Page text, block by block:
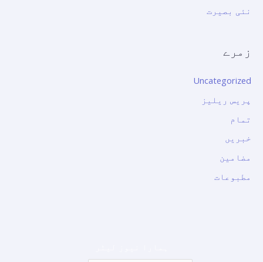
نئی بصیرت
زمرے
Uncategorized
پریس ریلیز
تمام
خبریں
مضامین
مطبوعات